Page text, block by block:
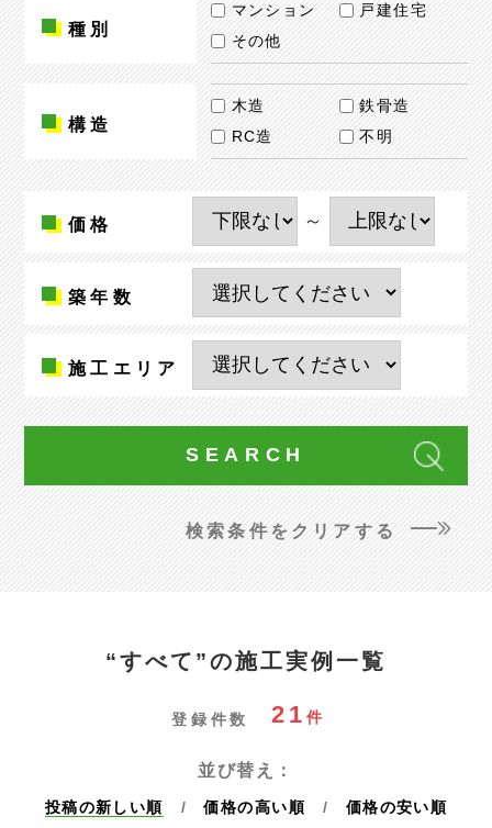
種別
マンション
戸建住宅
その他
構造
木造
鉄骨造
RC造
不明
価格 ～
築年数
施工 エリア
検索条件をクリアする
“すべて”の施工実例一覧
登録件数 21 件
並び替え：
投稿の新しい順 価格の高い順 価格の安い順